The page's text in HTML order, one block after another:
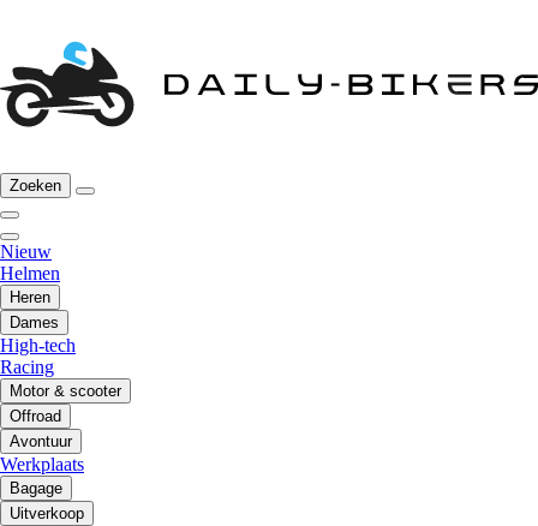
Zoeken
Nieuw
Helmen
Heren
Dames
High-tech
Racing
Motor & scooter
Offroad
Avontuur
Werkplaats
Bagage
Uitverkoop